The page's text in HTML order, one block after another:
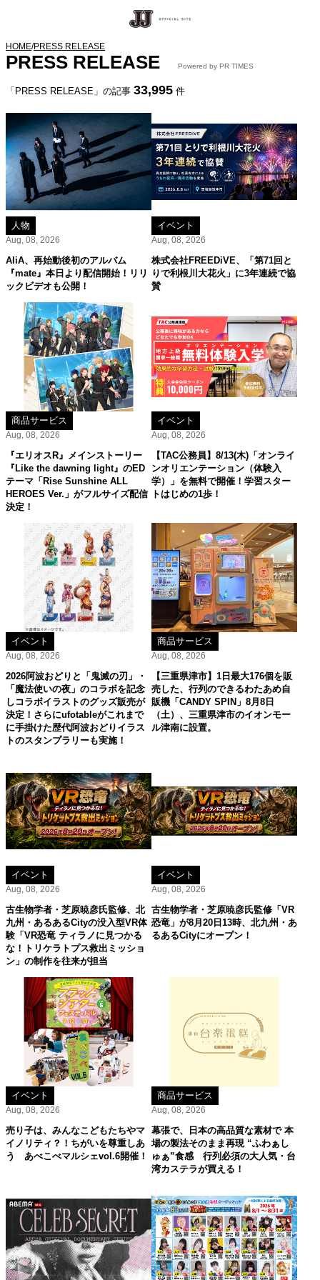
HOME/PRESS RELEASE
PRESS RELEASE Powered by PR TIMES
「PRESS RELEASE」の記事 33,995 件
人物
Aug, 08, 2026
AliA、再始動後初のアルバム
『mate』本日より配信開始！リリ
ックビデオも公開！
イベント
Aug, 08, 2026
株式会社FREEDiVE、「第71回と
りで利根川大花火」に3年連続で協
賛
商品サービス
Aug, 08, 2026
『エリオスR』メインストーリー
『Like the dawning light』のED
テーマ「Rise Sunshine ALL
HEROES Ver.」がフルサイズ配信
決定！
イベント
Aug, 08, 2026
【TAC公務員】8/13(木)「オンライ
ンオリエンテーション（体験入
学）」を無料で開催！学習スター
トはじめの1歩！
イベント
Aug, 08, 2026
2026阿波おどりと「鬼滅の刃」・
「魔法使いの夜」のコラボを記念
しコラボイラストのグッズ販売が
決定！さらにufotableがこれまで
に手掛けた歴代阿波おどりイラス
トのスタンプラリーも実施！
商品サービス
Aug, 08, 2026
【三重県津市】1日最大176個を販
売した、行列のできるわたあめ自
販機「CANDY SPIN」8月8日
（土）、三重県津市のイオンモー
ル津南に設置。
イベント
Aug, 08, 2026
古生物学者・芝原暁彦氏監修、北
九州・あるあるCityの没入型VR体
験「VR恐竜 ティラノに見つかる
な！トリケラトプス救出ミッショ
ン」の制作を往来が担当
イベント
Aug, 08, 2026
古生物学者・芝原暁彦氏監修「VR
恐竜」が8月20日13時、北九州・あ
るあるCityにオープン！
イベント
Aug, 08, 2026
売り子は、みんなこどもたちやマ
イノリティ？！ちがいを尊重しあ
う あべこべマルシェvol.6開催！
商品サービス
Aug, 08, 2026
幕張で、日本の高品質な素材で 本
場の製法そのまま再現 “ふわぁし
ゅぁ”食感 行列必須の大人気・台
湾カステラが買える！